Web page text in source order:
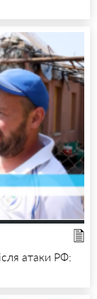
атаки РФ: